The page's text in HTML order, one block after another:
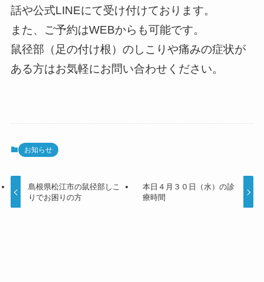
話や公式LINEにて受け付けております。
また、ご予約はWEBからも可能です。
鼠径部（足の付け根）のしこりや痛みの症状が
ある方はお気軽にお問い合わせください。
お知らせ
島根県松江市の鼠径部しこ
りでお困りの方
本日４月３０日（水）の診
療時間